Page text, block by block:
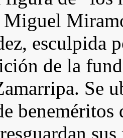
Miguel
esculpida
de la
Se
beneméritos